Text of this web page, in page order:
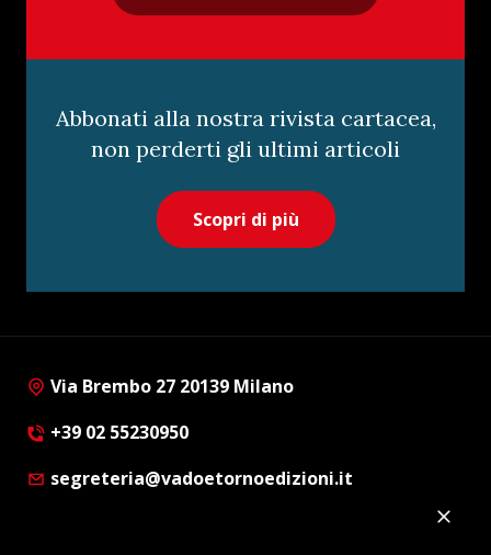
Abbonati alla nostra rivista cartacea,
non perderti gli ultimi articoli
Scopri di più
Via Brembo 27 20139 Milano
+39 02 55230950
segreteria@vadoetornoedizioni.it